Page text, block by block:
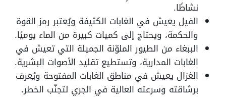
نشاطًا.
الفيل يعيش في الغابات الكثيفة ويُعتبر رمز القوة
والحكمة، ويحتاج إلى كميات كبيرة من الماء يوميًا.
الببغاء من الطيور الملوّنة الجميلة التي تعيش في
الغابات المدارية، وتستطيع تقليد الأصوات البشرية.
الغزال يعيش في مناطق الغابات المفتوحة ويُعرف
برشاقته وسرعته العالية في الجري لتجنّب الخطر.